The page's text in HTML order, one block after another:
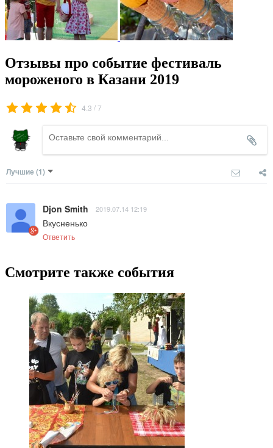
Отзывы про событие фестиваль
мороженого в Казани 2019
4.3 /7
Лучшие (1)
Djon Smith 2019.07.14 12:19
Вкусненько
Ответить
Смотрите также события